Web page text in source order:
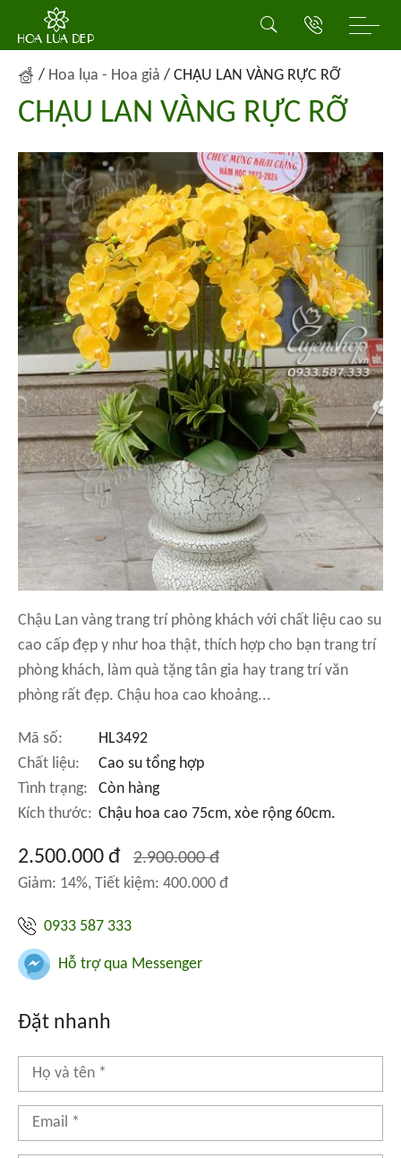
/ Hoa lụa - Hoa giả / CHẬU LAN VÀNG RỰC RỠ
CHẬU LAN VÀNG RỰC RỠ
Chậu Lan vàng trang trí phòng khách với chất liệu cao su
cao cấp đẹp y như hoa thật, thích hợp cho bạn trang trí
phòng khách, làm quà tặng tân gia hay trang trí văn
phòng rất đẹp. Chậu hoa cao khoảng...
Mã số:
HL3492
Chất liệu:
Cao su tổng hợp
Tình trạng:
Còn hàng
Kích thước: Chậu hoa cao 75cm, xòe rộng 60cm.
2.500.000 đ 2.900.000 đ
Giảm: 14%, Tiết kiệm: 400.000 đ
0933 587 333
Hỗ trợ qua Messenger
Đặt nhanh